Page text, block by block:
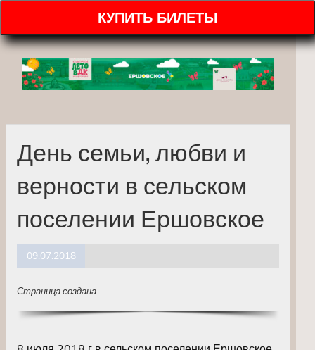
КУПИТЬ БИЛЕТЫ
День семьи, любви и
верности в сельском
поселении Ершовское
09.07.2018
Страница создана